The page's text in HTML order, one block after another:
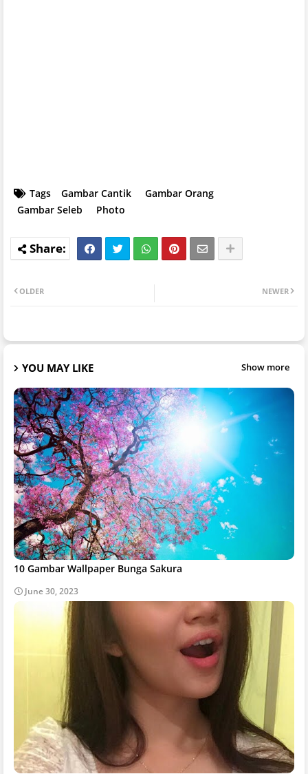
Tags Gambar Cantik
Gambar Orang
Gambar Seleb
Photo
NEWER
OLDER
YOU MAY LIKE Show more
10 Gambar Wallpaper Bunga Sakura
June 30, 2023